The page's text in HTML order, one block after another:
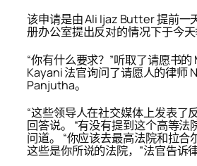
该申请是由 Ali Ijaz Butter 提前一
册办公室提出反对的情况下于今天
“你有什么要求？”听取了请愿书
Kayani 法官询问了请愿人的律师
Panjutha。
“这些领导人在社交媒体上发表了
回答说。 “有没有提到这个高等法
问道。 “你应该去最高法院和拉合
这些是你所说的法院，”法官告诉律